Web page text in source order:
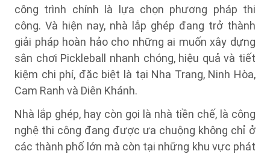
công trình chính là lựa chọn phương pháp thi
công. Và hiện nay, nhà lắp ghép đang trở thành
giải pháp hoàn hảo cho những ai muốn xây dựng
sân chơi Pickleball nhanh chóng, hiệu quả và tiết
kiệm chi phí, đặc biệt là tại Nha Trang, Ninh Hòa,
Cam Ranh và Diên Khánh.
Nhà lắp ghép, hay còn gọi là nhà tiền chế, là công
nghệ thi công đang được ưa chuộng không chỉ ở
các thành phố lớn mà còn tại những khu vực phát